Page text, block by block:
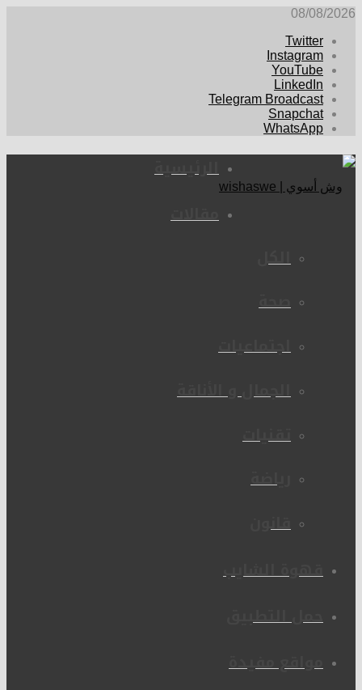
08/08/2026
Twitter
Instagram
YouTube
LinkedIn
Telegram Broadcast
Snapchat
WhatsApp
الرئيسية
مقالات
الكل
صحة
اجتماعيات
الجمال و الأناقة
تقنيات
رياضة
قانون
قهوة الشايب
حمل التطبيق
مواقع مفيدة